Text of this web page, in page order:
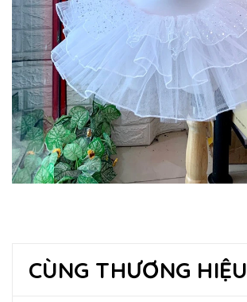
CÙNG THƯƠNG HIỆU